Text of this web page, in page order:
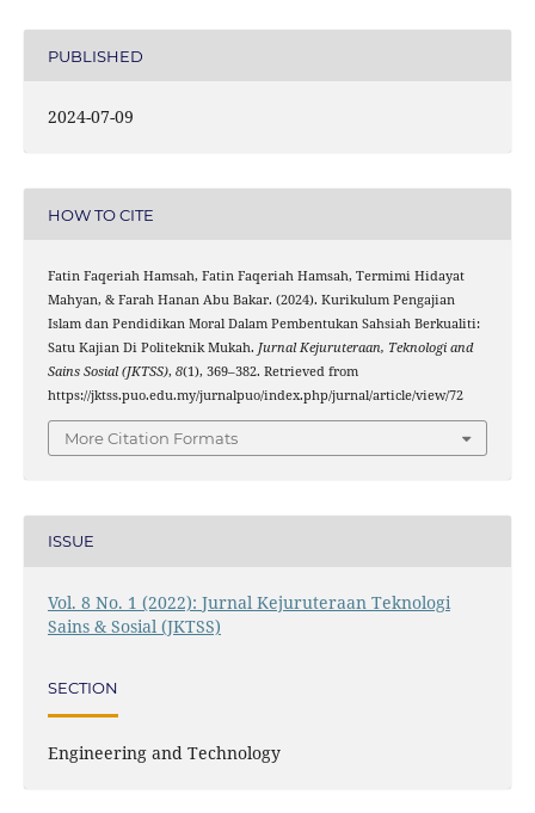
PUBLISHED
2024-07-09
HOW TO CITE
Fatin Faqeriah Hamsah, Fatin Faqeriah Hamsah, Termimi Hidayat
Mahyan, & Farah Hanan Abu Bakar. (2024). Kurikulum Pengajian
Islam dan Pendidikan Moral Dalam Pembentukan Sahsiah Berkualiti:
Satu Kajian Di Politeknik Mukah. Jurnal Kejuruteraan, Teknologi and
Sains Sosial (JKTSS), 8(1), 369–382. Retrieved from
https://jktss.puo.edu.my/jurnalpuo/index.php/jurnal/article/view/72
More Citation Formats
ISSUE
Vol. 8 No. 1 (2022): Jurnal Kejuruteraan Teknologi
Sains & Sosial (JKTSS)
SECTION
Engineering and Technology